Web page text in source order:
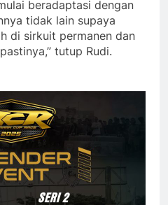
beradaptasi dengan
tidak lain supaya
di sirkuit permanen dan
tutup Rudi.